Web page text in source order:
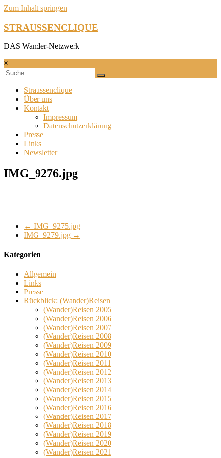
Zum Inhalt springen
STRAUSSENCLIQUE
DAS Wander-Netzwerk
×
Straussenclique
Über uns
Kontakt
Impressum
Datenschutzerklärung
Presse
Links
Newsletter
IMG_9276.jpg
← IMG_9275.jpg
IMG_9279.jpg →
Kategorien
Allgemein
Links
Presse
Rückblick: (Wander)Reisen
(Wander)Reisen 2005
(Wander)Reisen 2006
(Wander)Reisen 2007
(Wander)Reisen 2008
(Wander)Reisen 2009
(Wander)Reisen 2010
(Wander)Reisen 2011
(Wander)Reisen 2012
(Wander)Reisen 2013
(Wander)Reisen 2014
(Wander)Reisen 2015
(Wander)Reisen 2016
(Wander)Reisen 2017
(Wander)Reisen 2018
(Wander)Reisen 2019
(Wander)Reisen 2020
(Wander)Reisen 2021